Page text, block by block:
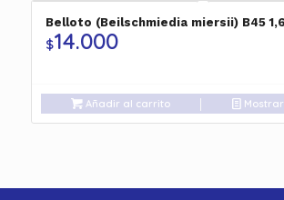
Belloto (Beilschmiedia miersii) B45
$14.000
Añadir al carrito